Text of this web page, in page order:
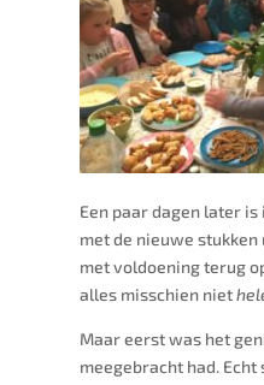
Een paar dagen later
met de nieuwe
met voldoening terug
alles misschien niet
Maar eerst was het
meegebracht had. Echt